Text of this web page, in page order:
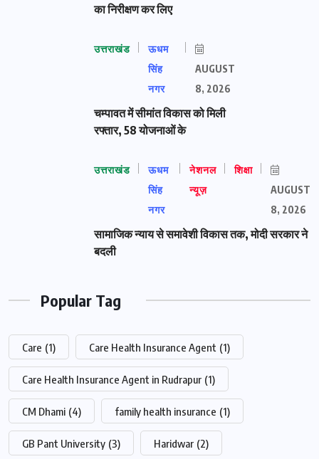
का निरीक्षण कर लिए
उत्तराखंड
ऊधम
सिंह
नगर
AUGUST
8, 2026
चम्पावत में सीमांत विकास को मिली
रफ्तार, 58 योजनाओं के
उत्तराखंड
ऊधम
सिंह
नगर
नेशनल
न्यूज़
शिक्षा
AUGUST
8, 2026
सामाजिक न्याय से समावेशी विकास तक, मोदी सरकार ने
बदली
Popular Tag
Care (1) Care Health Insurance Agent (1)
Care Health Insurance Agent in Rudrapur (1)
CM Dhami (4) family health insurance (1)
GB Pant University (3) Haridwar (2)